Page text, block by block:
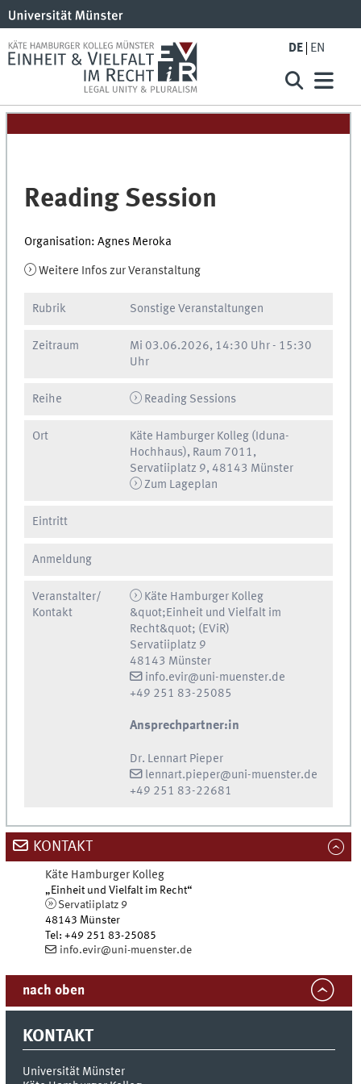
DE EN
Reading Session
Organisation: Agnes Meroka
Weitere Infos zur Veranstaltung
Rubrik Sonstige Veranstaltungen
Zeitraum Mi 03.06.2026, 14:30 Uhr - 15:30
Uhr
Reihe Reading Sessions
Ort
Käte Hamburger Kolleg (Iduna-
Hochhaus), Raum 7011,
Servatiiplatz 9, 48143 Münster
Zum Lageplan
Eintritt
Anmeldung
Veranstalter/
Kontakt
Käte Hamburger Kolleg
&quot;Einheit und Vielfalt im
Recht&quot; (EViR)
Servatiiplatz 9
48143 Münster
info.evir@uni-muenster.de
+49 251 83-25085
Ansprechpartner:in
Dr. Lennart Pieper
lennart.pieper@uni-muenster.de
+49 251 83-22681
KONTAKT
Käte Hamburger Kolleg
„Einheit und Vielfalt im Recht“
Servatiiplatz 9
48143 Münster
Tel:+49 251 83-25085
info.evir@uni-muenster.de
nach oben
KONTAKT
Universität Münster